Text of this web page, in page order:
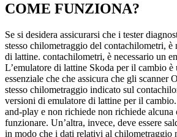
COME FUNZIONA?
Se si desidera assicurarsi che i tester
stesso chilometraggio del contachilometri, è
di lattine. contachilometri, è necessario un
L’emulatore di lattine Skoda per il cambio è
essenziale che che assicura che gli scanner
stesso chilometraggio indicato sul
versioni di emulatore di lattine per il
and-play e non richiede non richiede alcuna
funzionare. Un’altra, invece, deve essere
in modo che i dati relativi al chilometraggio